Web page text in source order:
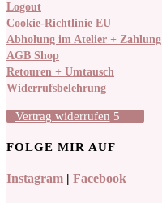
Logout
Cookie-Richtlinie EU
Abholung im Atelier + Zahlung
AGB Shop
Retouren + Umtausch
Widerrufsbelehrung
Vertrag widerrufen
FOLGE MIR AUF
Instagram | Facebook